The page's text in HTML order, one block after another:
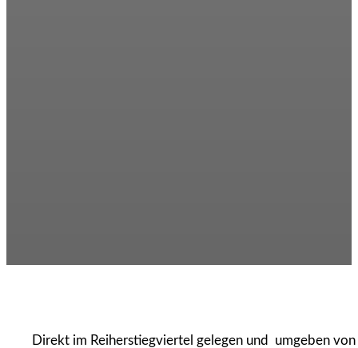
Direkt im Reiherstiegviertel gelegen und umgeben